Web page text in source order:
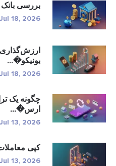
بررسی
Jul 18, 2026
یونیکو�...
Jul 18, 2026
ارس�...
Jul 13, 2026
کپی
Jul 13, 2026